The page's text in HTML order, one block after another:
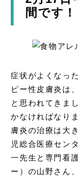
間です！
症状がよくなっ
ピー性皮膚炎は
と思われてきま
かなければなり
膚炎の治療は大
児総合医療セン
一先生と専門看
ー）の山野さん